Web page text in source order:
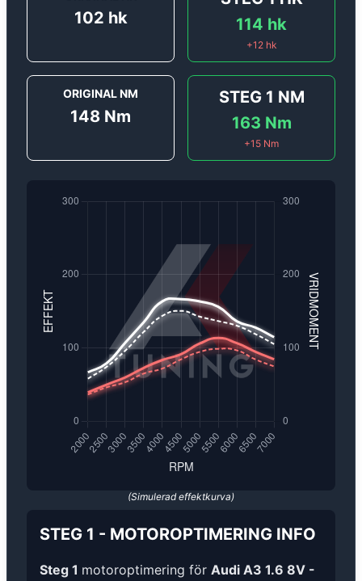
102 hk
114 hk
+12hk
ORIGINAL NM
148 Nm
STEG 1 NM
163 Nm
+15 Nm
(Simulerad effektkurva)
STEG 1 - MOTOROPTIMERING INFO
Steg 1 motoroptimering för Audi A3 1.6 8V -